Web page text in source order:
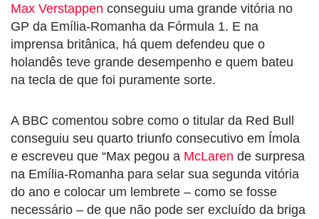
Max Verstappen conseguiu uma grande vitória no
GP da Emília-Romanha da Fórmula 1. E na
imprensa britânica, há quem defendeu que o
holandês teve grande desempenho e quem bateu
na tecla de que foi puramente sorte.
A BBC comentou sobre como o titular da Red Bull
conseguiu seu quarto triunfo consecutivo em Ímola
e escreveu que “Max pegou a McLaren de surpresa
na Emília-Romanha para selar sua segunda vitória
do ano e colocar um lembrete – como se fosse
necessário – de que não pode ser excluído da briga